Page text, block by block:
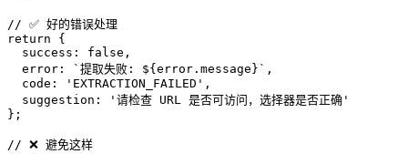
// ✅ 好的错误处理
return {
  success: false,
  error: `提取失败: ${error.message}`,
  code: 'EXTRACTION_FAILED',
  suggestion: '请检查 URL 是否可访问，选择器是否正确'
};
// ❌ 避免这样